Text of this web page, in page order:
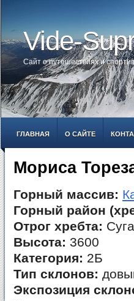
Vide-
Сайт о путешествиях и
ГЛАВНАЯ О САЙТЕ
Мориса
Горный массив:
Горный район
Отрог хребта:
Высота: 3600
Категория: 2Б
Тип склонов:
Экспозиция